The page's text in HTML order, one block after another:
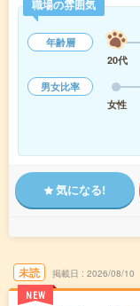
職場の雰囲気
年齢層
20代
男女比率
女性
気になる!
未読
NEW
掲載日 2026/08/10